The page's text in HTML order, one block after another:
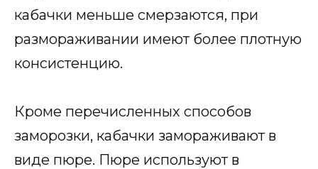
кабачки меньше смерзаются, при
размораживании имеют более плотную
консистенцию.
Кроме перечисленных способов
заморозки, кабачки замораживают в
виде пюре. Пюре используют в